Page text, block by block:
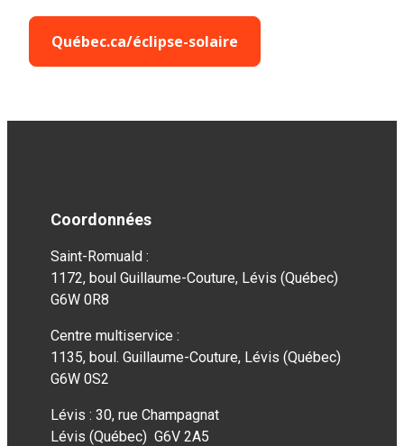
Québec.ca/éclipse-solaire
Coordonnées
Saint-Romuald :
1172, boul Guillaume-Couture, Lévis (Québec)
G6W 0R8
Centre multiservice :
1135, boul. Guillaume-Couture, Lévis (Québec)
G6W 0S2
Lévis : 30, rue Champagnat
Lévis (Québec) G6V 2A5